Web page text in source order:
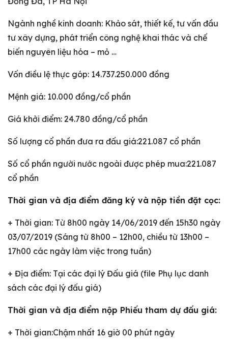
Ngành nghề kinh doanh: Khảo sát, thiết kế, tư vấn đầu
tư xây dựng, phát triển công nghệ khai thác và chế
biến nguyên liệu hóa – mỏ …
Vốn điều lệ thực góp: 14.737.250.000 đồng
Mệnh giá: 10.000 đồng/cổ phần
Giá khởi điểm: 24.780 đồng/cổ phần
Số lượng cổ phần đưa ra đấu giá:221.087 cổ phần
Số cổ phần người nước ngoài được phép mua:221.087
cổ phần
Thời gian và địa điểm đăng ký và nộp tiền đặt cọc:
+ Thời gian: Từ 8h00 ngày 14/06/2019 đến 15h30 ngày
03/07/2019 (Sáng từ 8h00 – 12h00, chiều từ 13h00 –
17h00 các ngày làm việc trong tuần)
+ Địa điểm: Tại các đại lý Đấu giá (file Phụ lục danh
sách các đại lý đấu giá)
Thời gian và địa điểm nộp Phiếu tham dự đấu giá:
+ Thời gian:Chậm nhất 16 giờ 00 phút ngày